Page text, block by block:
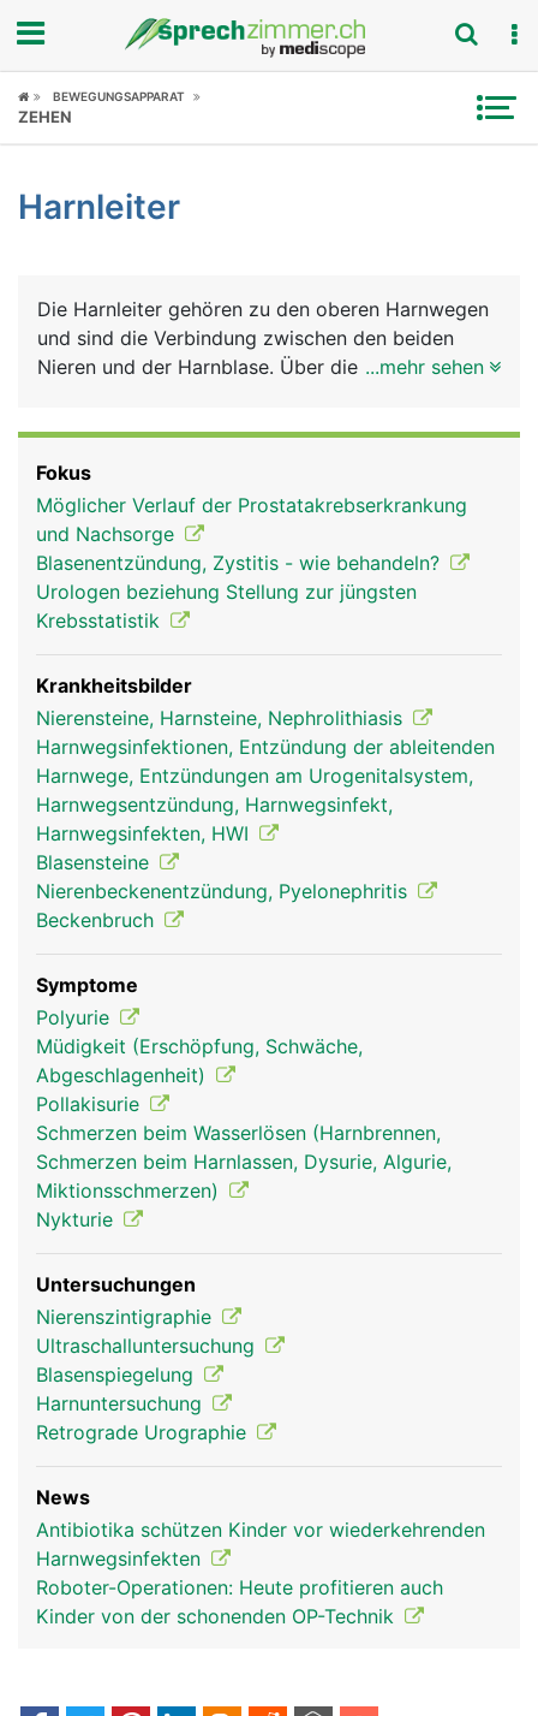
Fokus
Symptome
News
Rubriken
BEWEGUNGSAPPARAT
ZEHEN
Harnleiter
Die Harnleiter gehören zu den oberen Harnwegen
und sind die Verbindung zwischen den beiden
Nieren und der Harnblase. Über die Harnleiter
Harn durch wellenförmige Bewegungen in die
Blase befördern. Die Mündungsstelle liegt an der
Hinterseite der Blasenwand und ist so angelegt,
dass sie wie ein Ventil funktioniert, damit der Urin
nicht in Richtung Nieren zurückfliessen kann.
...mehr sehen
Fokus
Möglicher Verlauf der Prostatakrebserkrankung
und Nachsorge
Blasenentzündung, Zystitis - wie behandeln?
Urologen beziehung Stellung zur jüngsten
Krebsstatistik
Krankheitsbilder
Nierensteine, Harnsteine, Nephrolithiasis
Harnwegsinfektionen, Entzündung der ableitenden
Harnwege, Entzündungen am Urogenitalsystem,
Harnwegsentzündung, Harnwegsinfekt,
Harnwegsinfekten, HWI
Blasensteine
Nierenbeckenentzündung, Pyelonephritis
Beckenbruch
Symptome
Polyurie
Müdigkeit (Erschöpfung, Schwäche,
Abgeschlagenheit)
Pollakisurie
Schmerzen beim Wasserlösen (Harnbrennen,
Schmerzen beim Harnlassen, Dysurie, Algurie,
Miktionsschmerzen)
Nykturie
Untersuchungen
Nierenszintigraphie
Ultraschalluntersuchung
Blasenspiegelung
Harnuntersuchung
Retrograde Urographie
News
Antibiotika schützen Kinder vor wiederkehrenden
Harnwegsinfekten
Roboter-Operationen: Heute profitieren auch
Kinder von der schonenden OP-Technik